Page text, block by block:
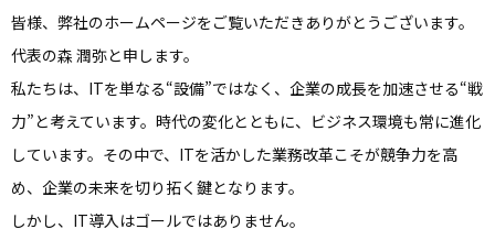
皆様、弊社のホームページをご覧いただきありがとうございます。
代表の森 潤弥と申します。
私たちは、ITを単なる“設備”ではなく、企業の成長を加速させる“戦
力”と考えています。時代の変化とともに、ビジネス環境も常に進化
しています。その中で、ITを活かした業務改革こそが競争力を高
め、企業の未来を切り拓く鍵となります。
しかし、IT導入はゴールではありません。